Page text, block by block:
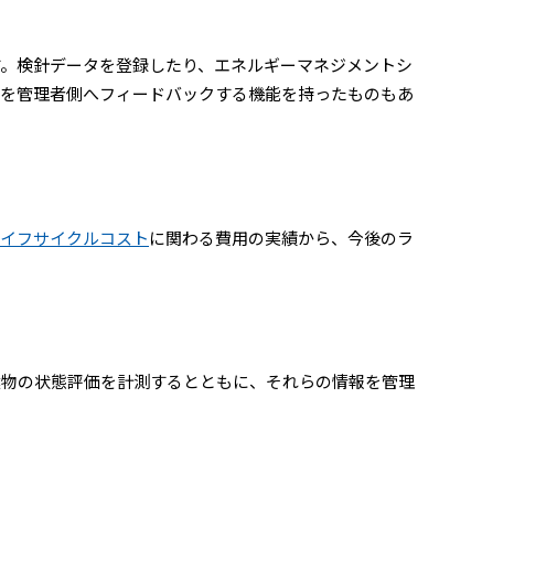
検針データを登録したり、エネルギーマネジメントシ
管理者側へフィードバックする機能を持ったものもあ
フサイクルコストに関わる費用の実績から、今後のラ
の状態評価を計測するとともに、それらの情報を管理